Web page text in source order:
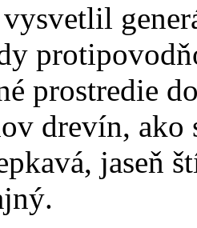
vysvetlil
prostredie
drevín,
jaseň